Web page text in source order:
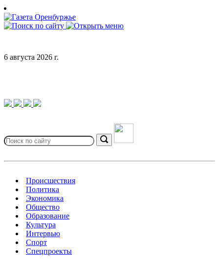
Skip
to
content
6 августа 2026 г.
for:
Search
Происшествия
Политика
Экономика
Общество
Образование
Культура
Интервью
Спорт
Спецпроекты